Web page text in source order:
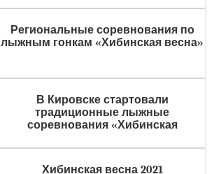
Региональные соревнования по
лыжным гонкам «Хибинская весна»
В Кировске стартовали
традиционные лыжные
соревнования «Хибинская
Хибинская весна 2021